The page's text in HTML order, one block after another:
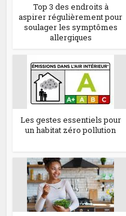
Top 3 des endroits à
aspirer régulièrement pour
soulager les symptômes
allergiques
Les gestes essentiels pour
un habitat zéro pollution